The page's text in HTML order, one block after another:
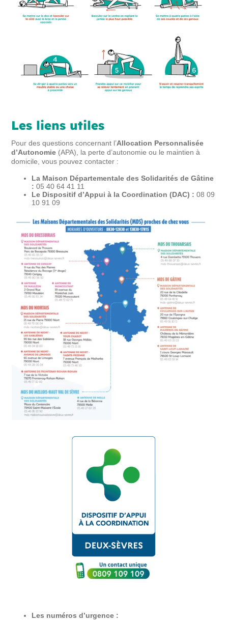
Les liens utiles
Pour des questions concernant l’Allocation Personnalisée
d’Autonomie (APA), la perte d’autonomie ou le maintien à
domicile, vous pouvez contacter :
La Maison Départementale des Solidarités de Gâtine
: 05 40 64 41 11
Le Dispositif d’Appui à la Coordination (DAC) : 08 09
10 91 09
Les numéros d’urgence :